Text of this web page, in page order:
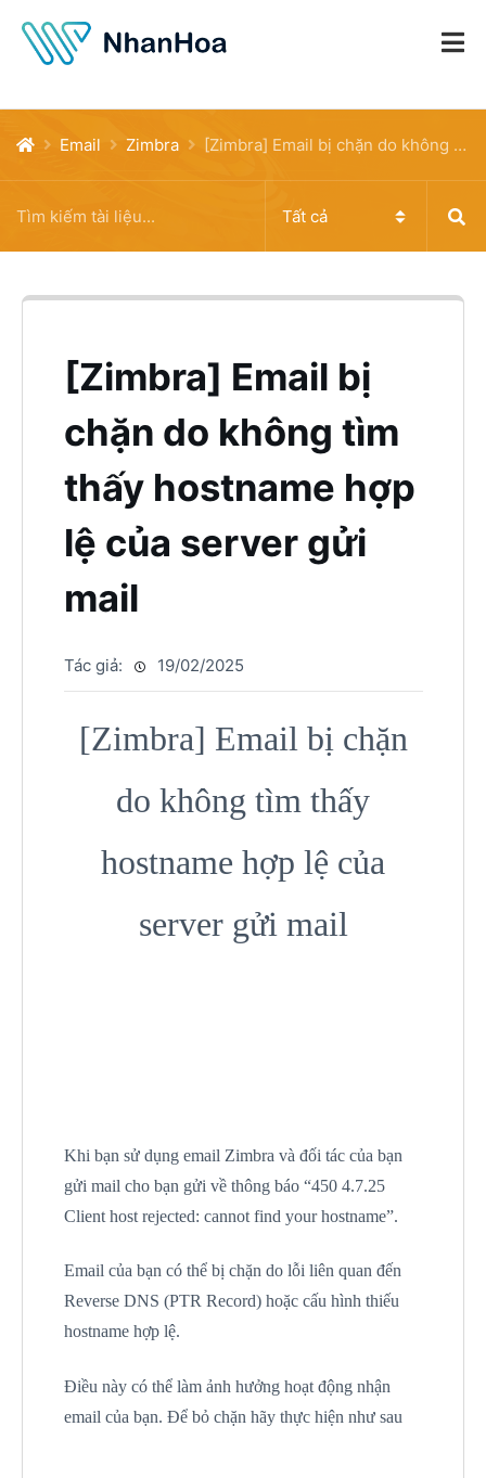
Email Zimbra [Zimbra] Email bị chặn do không tìm thấy hostname hợp lệ của server gửi mail
[Zimbra] Email bị
chặn do không tìm
thấy hostname hợp
lệ của server gửi
mail
Tác giả: 19/02/2025
[Zimbra] Email bị chặn
do không tìm thấy
hostname hợp lệ của
server gửi mail
Khi bạn sử dụng email Zimbra và đối tác của bạn
gửi mail cho bạn gửi về thông báo “450 4.7.25
Client host rejected: cannot find your hostname”.
Email của bạn có thể bị chặn do lỗi liên quan đến
Reverse DNS (PTR Record) hoặc cấu hình thiếu
hostname hợp lệ.
Điều này có thể làm ảnh hưởng hoạt động nhận
email của bạn. Để bỏ chặn hãy thực hiện như sau